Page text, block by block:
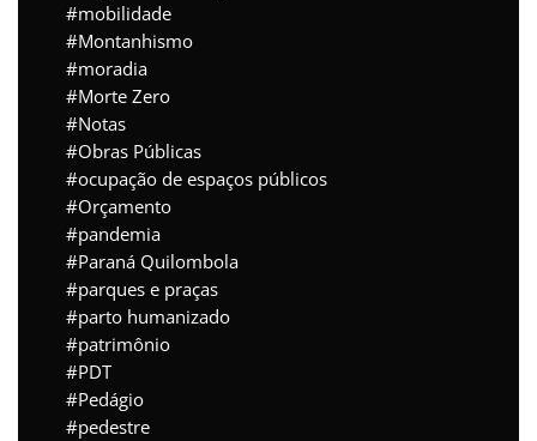
mobilidade
Montanhismo
moradia
Morte Zero
Notas
Obras Públicas
ocupação de espaços públicos
Orçamento
pandemia
Paraná Quilombola
parques e praças
parto humanizado
patrimônio
PDT
Pedágio
pedestre